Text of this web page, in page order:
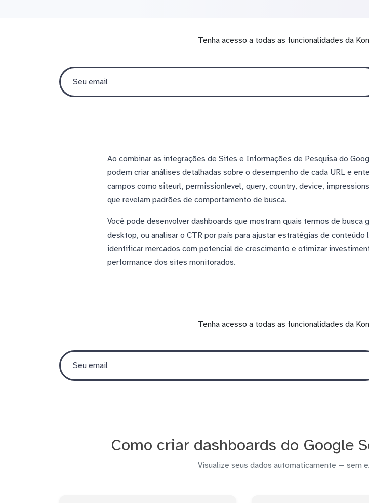
Tenha acesso a todas as funcionalidades da
Ao combinar as integrações de Sites e Informações de Pesquisa do
podem criar análises detalhadas sobre o desempenho de cada URL e
campos como siteurl, permissionlevel, query, country, device,
que revelam padrões de comportamento de busca.
Você pode desenvolver dashboards que mostram quais termos de
desktop, ou analisar o CTR por país para ajustar estratégias de
identificar mercados com potencial de crescimento e otimizar
performance dos sites monitorados.
Tenha acesso a todas as funcionalidades da
Como criar dashboards do Google
Visualize seus dados automaticamente — sem